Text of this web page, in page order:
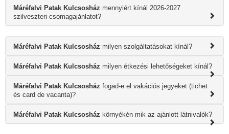
Máréfalvi Patak Kulcsosház mennyiért kínál 2026-2027
szilveszteri csomagajánlatot?
Máréfalvi Patak Kulcsosház milyen szolgáltatásokat kínál?
Máréfalvi Patak Kulcsosház milyen étkezési lehetőségeket kínál?
Máréfalvi Patak Kulcsosház fogad-e el vakációs jegyeket (tichet
és card de vacanta)?
Máréfalvi Patak Kulcsosház környékén mik az ajánlott látnivalók?